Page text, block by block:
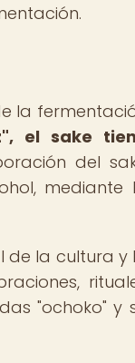
la
el sake
del
mediante
de la cultura y
"ochoko" y